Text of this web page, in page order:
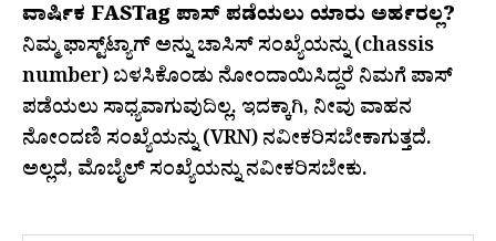
ವಾರ್ಷಿಕ FASTag ಪಾಸ್‌ ಪಡೆಯಲು ಯಾರು ಅರ್ಹರಲ್ಲ?
ನಿಮ್ಮ ಫಾಸ್ಟ್‌ಟ್ಯಾಗ್ ಅನ್ನು ಚಾಸಿಸ್ ಸಂಖ್ಯೆಯನ್ನು (chassis
number) ಬಳಸಿಕೊಂಡು ನೋಂದಾಯಿಸಿದ್ದರೆ ನಿಮಗೆ ಪಾಸ್
ಪಡೆಯಲು ಸಾಧ್ಯವಾಗುವುದಿಲ್ಲ. ಇದಕ್ಕಾಗಿ, ನೀವು ವಾಹನ
ನೋಂದಣಿ ಸಂಖ್ಯೆಯನ್ನು (VRN) ನವೀಕರಿಸಬೇಕಾಗುತ್ತದೆ.
ಅಲ್ಲದೆ, ಮೊಬೈಲ್ ಸಂಖ್ಯೆಯನ್ನು ನವೀಕರಿಸಬೇಕು.